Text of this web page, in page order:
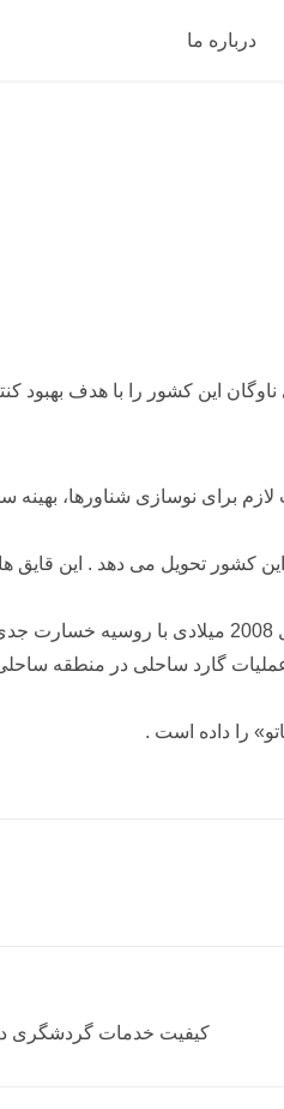
درباره ما
این کشور را با هدف بهبود
برای نوسازی شناورها، بهینه
کشور تحویل می دهد . این قایق ها
عملیات گارد ساحلی در منطقه
را داده است .
کیفیت خدمات گردشگری